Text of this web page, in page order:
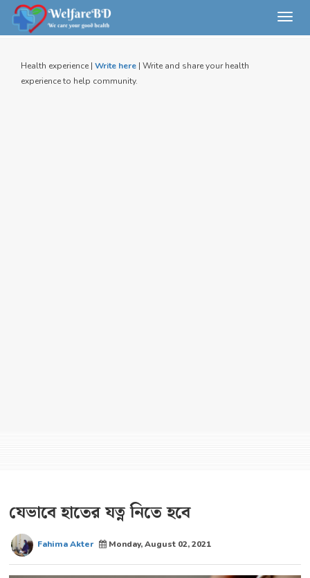
Health experience | Write here | Write and share your health
experience to help community.
যেভাবে হাতের যত্ন নিতে হবে
Fahima Akter Monday, August 02, 2021